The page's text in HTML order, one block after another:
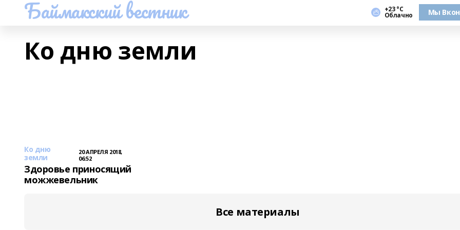
Баймакский вестник +23 °С
Облачно Мы
Ко дню земли
Ко дню
земли
20 АПРЕЛЯ 2018,
06:52
Здоровье приносящий
можжевельник
Все материалы